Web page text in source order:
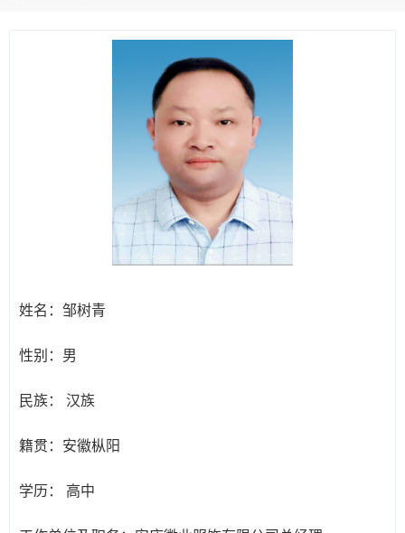
姓名： 邹树青
性别： 男
民族： 汉族
籍贯： 安徽枞阳
学历： 高中